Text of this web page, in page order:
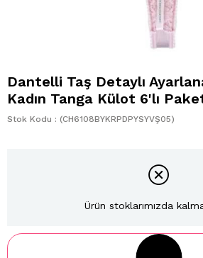
Dantelli Taş Detaylı
Kadın Tanga Külot 6'lı
Stok Kodu (CH6108BYKRPDPYSYVŞ05)
Ürün stoklarımızda